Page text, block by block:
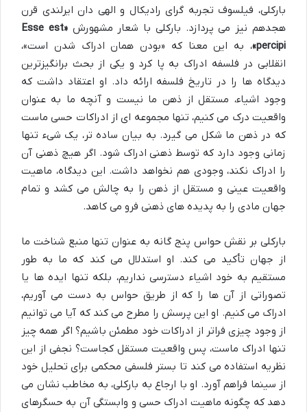
بارکلی، فیلسوف تجربه گرای رادیکال و الهی دان ایرلندی قرن
هجدهم نیز می پردازد. بارکلی با شعار مشهورش «Esse est
percipi» ، به این معنا که «بودن همان ادراک شدن است»،
انقلابی در فلسفه ادراک به پا کرد و یکی از بحث برانگیزترین
دیدگاه ها را در تاریخ فلسفه ارائه داد. او اعتقاد داشت که
وجود اشیاء، مستقل از ذهن ما نیست و آنچه ما به عنوان
واقعیت درک می کنیم، تنها مجموعه ای از ادراکات حسی ماست
که در ذهن ما شکل می گیرد. به بیان ساده تر، یک شیء تنها
زمانی وجود دارد که توسط ذهنی ادراک شود. اگر هیچ ذهنی آن
را ادراک نکند، وجودی هم نخواهد داشت. این دیدگاه، ماهیت
واقعیت عینی و مستقل از ذهن را به چالش می کشد و تمام
جهان مادی را به پدیده های ذهنی فرو می کاهد.
بارکلی بر نقش حواس پنج گانه به عنوان تنها منبع شناخت ما
از جهان تأکید می کند. او استدلال می کند که ما به طور
مستقیم به خود اشیاء دسترسی نداریم، بلکه تنها ایده ها یا
تصوراتی از آن ها را که از طریق حواس به دست می آوریم،
ادراک می کنیم. او این پرسش را مطرح می کند که آیا می توانیم
از وجود چیزی فراتر از ادراکات خود مطمئن باشیم؟ اگر همه چیز
تنها ادراک ماست، پس واقعیت مستقل کجاست؟ نجفی از این
نظریه استفاده می کند تا بستر فلسفی محکمی برای تحلیل خود
از سینما فراهم آورد. او با ارجاع به بارکلی، به مخاطب نشان می
دهد که چگونه ماهیت ادراک حسی و وابستگی آن به حسگرهای